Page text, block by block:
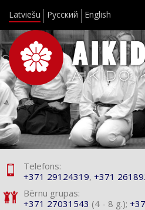
Latviešu Русский English
Telefons:
+371 29124319, +371
Bērnu grupas:
+371 27031543 (4 - 8 g.);